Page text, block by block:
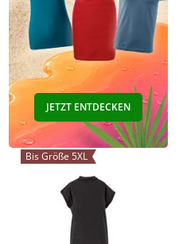
JETZT ENTDECKEN
Bis Größe 5XL